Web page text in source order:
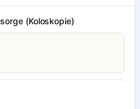
(Koloskopie)